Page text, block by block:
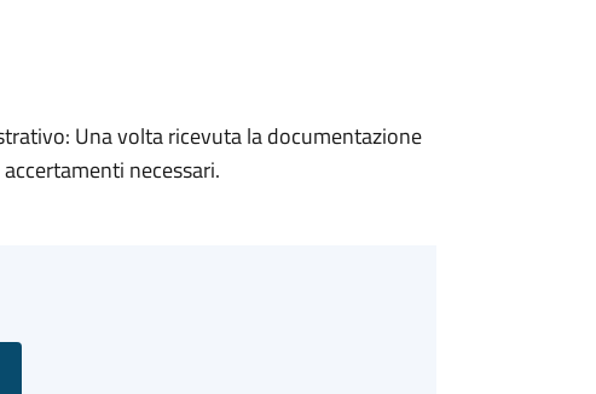
Una volta ricevuta la documentazione
necessari.